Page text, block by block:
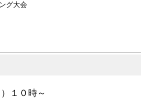
グ大会
１０時～